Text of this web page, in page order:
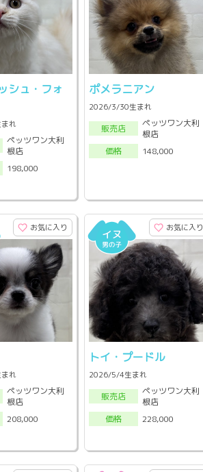
シュ・フォ
れ
ペッツワン大利
根店
198,000
ポメラニアン
2026/3/30生まれ
販売店
ペッツワン大利
根店
価格
148,000
お気に入り
れ
ペッツワン大利
根店
208,000
お気に入り
トイ・プードル
2026/5/4生まれ
販売店
ペッツワン大利
根店
価格
228,000